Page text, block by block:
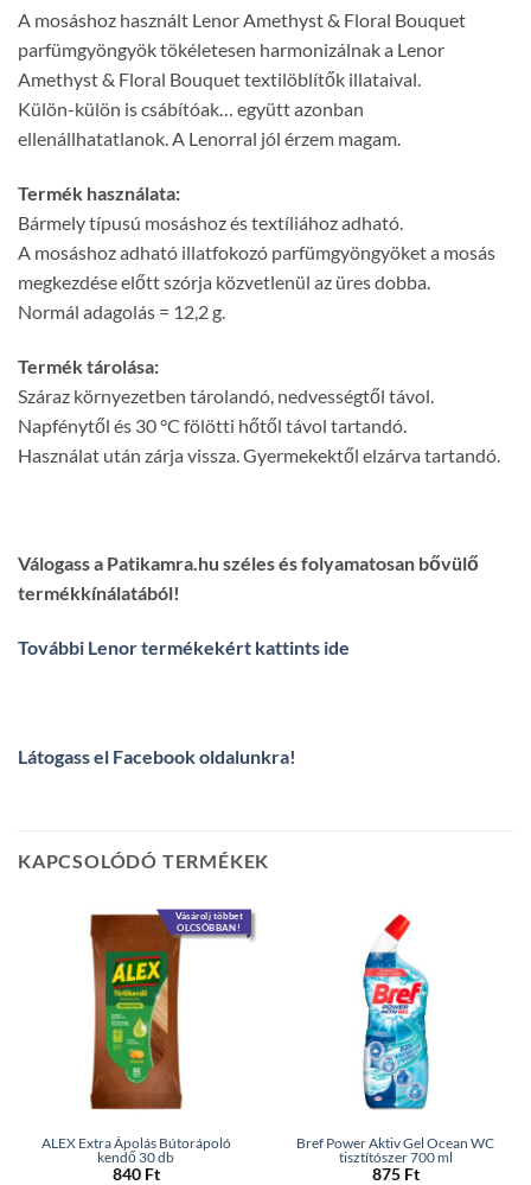
A mosáshoz használt Lenor Amethyst & Floral Bouquet
parfümgyöngyök tökéletesen harmonizálnak a Lenor
Amethyst & Floral Bouquet textilöblítők illataival.
Külön-külön is csábítóak… együtt azonban
ellenállhatatlanok. A Lenorral jól érzem magam.
Termék használata:
Bármely típusú mosáshoz és textíliához adható.
A mosáshoz adható illatfokozó parfümgyöngyöket a mosás
megkezdése előtt szórja közvetlenül az üres dobba.
Normál adagolás = 12,2 g.
Termék tárolása:
Száraz környezetben tárolandó, nedvességtől távol.
Napfénytől és 30 °C fölötti hőtől távol tartandó.
Használat után zárja vissza. Gyermekektől elzárva tartandó.
Válogass a Patikamra.hu széles és folyamatosan bővülő
termékkínálatából!
További Lenor termékekért kattints ide
Látogass el Facebook oldalunkra!
KAPCSOLÓDÓ TERMÉKEK
Vásárolj többet
OLCSÓBBAN!
ALEX Extra Ápolás Bútorápoló
kendő 30 db
840 Ft
Bref Power Aktiv Gel Ocean WC
tisztítószer 700 ml
875 Ft